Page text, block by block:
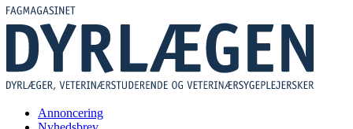
Skip
to
content
Annoncering